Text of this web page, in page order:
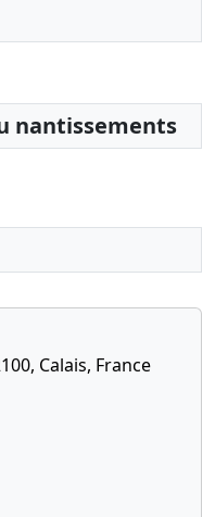
nantissements
Calais, France